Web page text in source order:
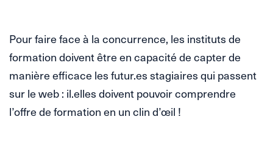
Pour faire face à la concurrence, les instituts de
formation doivent être en capacité de capter de
manière efficace les futur.es stagiaires qui passent
sur le web : il.elles doivent pouvoir comprendre
l’offre de formation en un clin d’œil !